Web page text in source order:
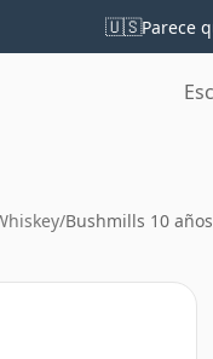
🇺🇸Parece
/Bushmills 10 años